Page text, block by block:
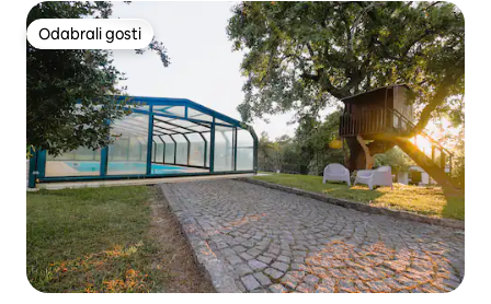
Odabrali gosti
Odabrali gosti